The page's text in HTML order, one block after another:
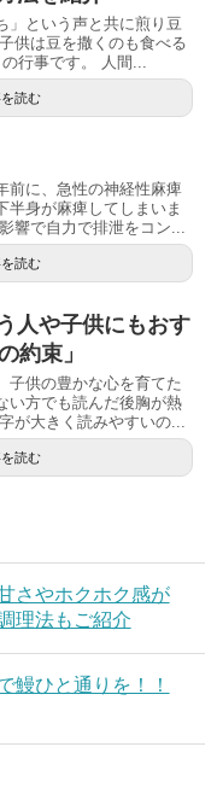
」という声と共に煎り豆
供は豆を撒くのも食べる
行事です。 人間...
読む
前に、急性の神経性麻痺
半身が麻痺してしまいま
響で自力で排泄をコン...
読む
人や子供にもおす
約束」
子供の豊かな心を育てた
い方でも読んだ後胸が熱
が大きく読みやすいの...
読む
さやホクホク感が
理法もご紹介
鰻ひと通りを！！